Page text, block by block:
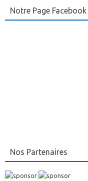
Notre Page Facebook
Nos Partenaires